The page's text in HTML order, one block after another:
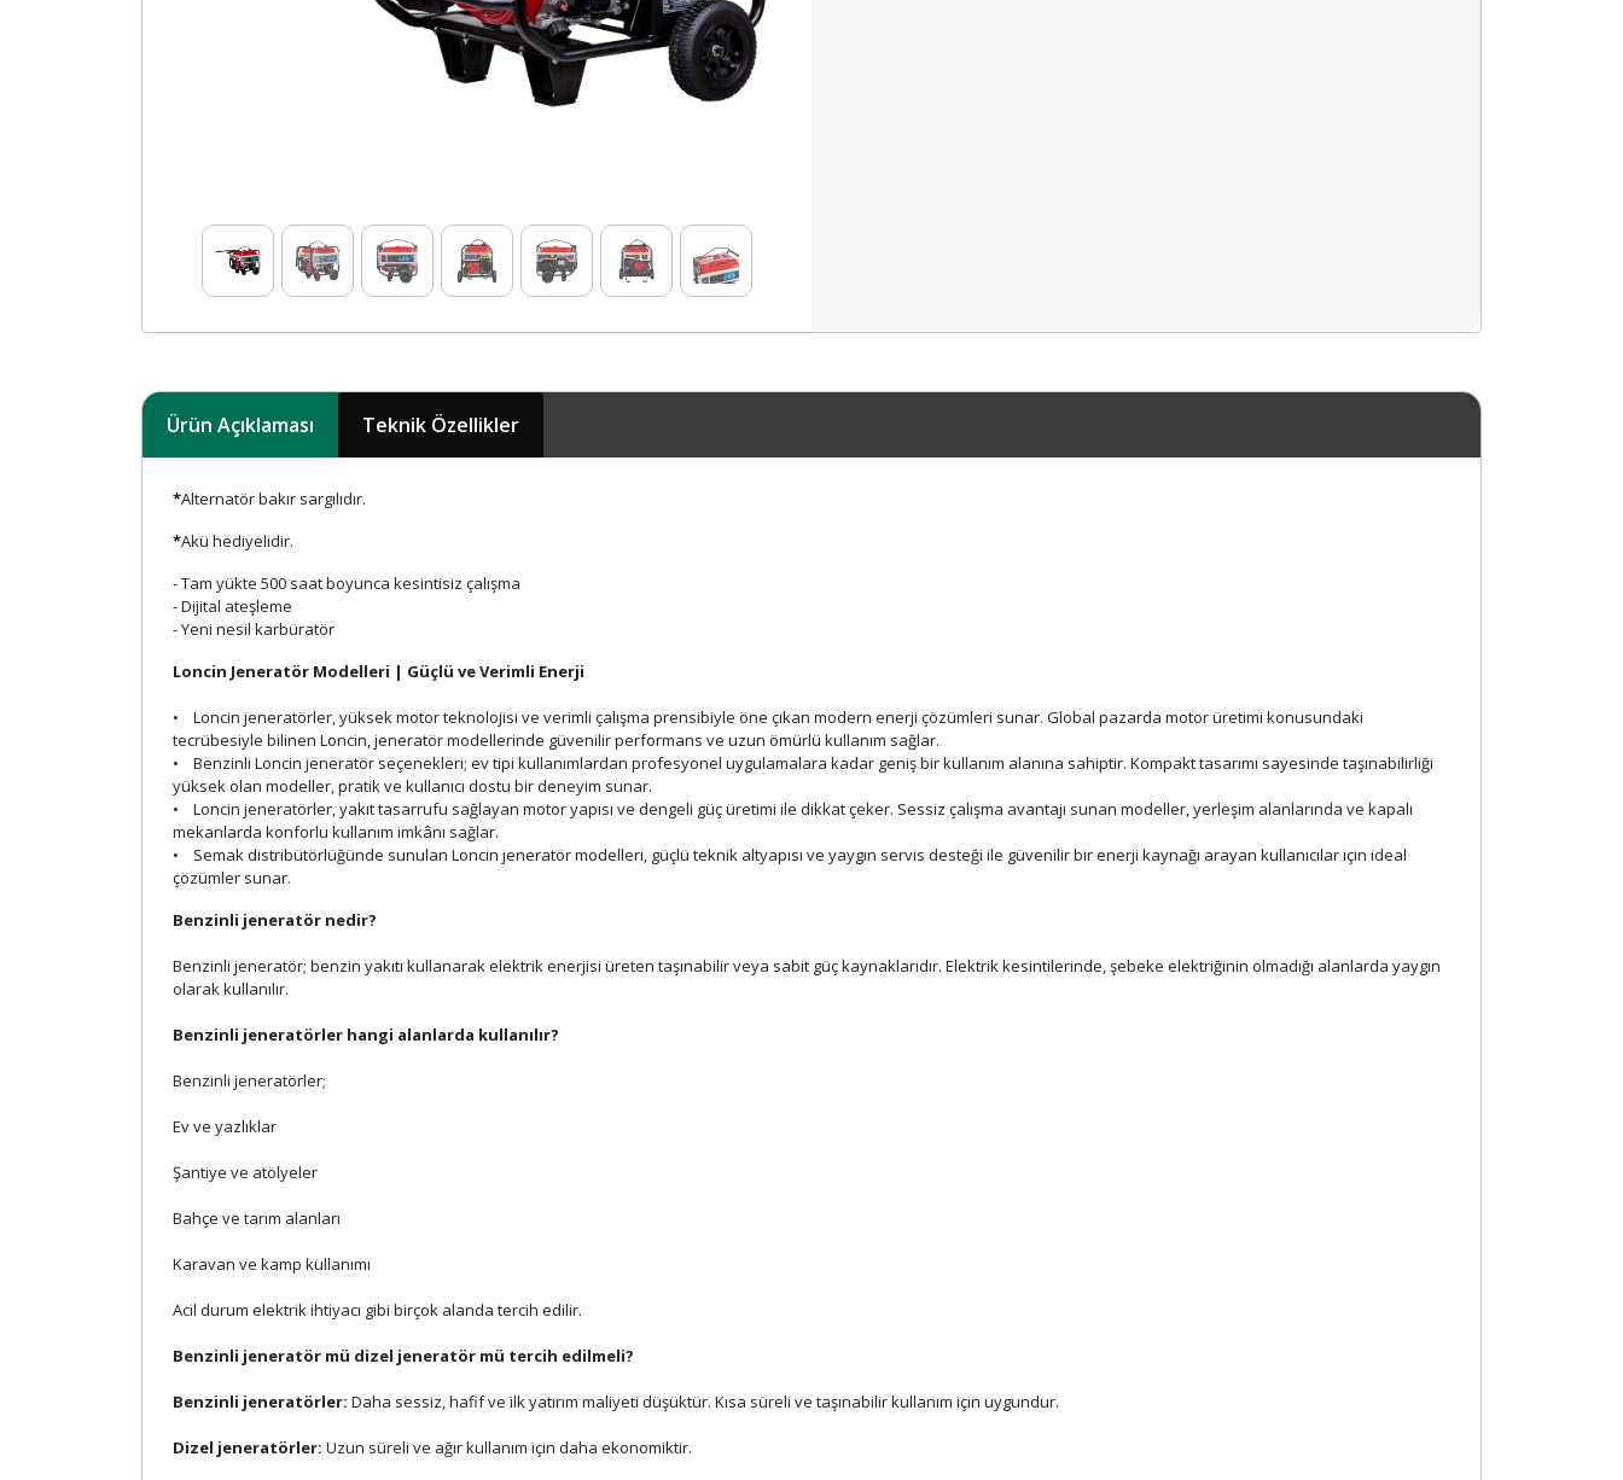
Ürün Açıklaması Teknik Özellikler
*Alternatör bakır sargılıdır.
*Akü hediyelidir.
- Tam yükte 500 saat boyunca kesintisiz çalışma
- Dijital ateşleme
- Yeni nesil karbüratör
Loncin Jeneratör Modelleri | Güçlü ve Verimli Enerji
• Loncin jeneratörler, yüksek motor teknolojisi ve verimli çalışma prensibiyle öne çıkan modern enerji çözümleri sunar. Global pazarda motor üretimi konusundaki
tecrübesiyle bilinen Loncin, jeneratör modellerinde güvenilir performans ve uzun ömürlü kullanım sağlar.
• Benzinli Loncin jeneratör seçenekleri; ev tipi kullanımlardan profesyonel uygulamalara kadar geniş bir kullanım alanına sahiptir. Kompakt tasarımı sayesinde taşınabilirliği
yüksek olan modeller, pratik ve kullanıcı dostu bir deneyim sunar.
• Loncin jeneratörler, yakıt tasarrufu sağlayan motor yapısı ve dengeli güç üretimi ile dikkat çeker. Sessiz çalışma avantajı sunan modeller, yerleşim alanlarında ve kapalı
mekanlarda konforlu kullanım imkânı sağlar.
• Semak distribütörlüğünde sunulan Loncin jeneratör modelleri, güçlü teknik altyapısı ve yaygın servis desteği ile güvenilir bir enerji kaynağı arayan kullanıcılar için ideal
çözümler sunar.
Benzinli jeneratör nedir?
Benzinli jeneratör; benzin yakıtı kullanarak elektrik enerjisi üreten taşınabilir veya sabit güç kaynaklarıdır. Elektrik kesintilerinde, şebeke elektriğinin olmadığı alanlarda yaygın
olarak kullanılır.
Benzinli jeneratörler hangi alanlarda kullanılır?
Benzinli jeneratörler;
Ev ve yazlıklar
Şantiye ve atölyeler
Bahçe ve tarım alanları
Karavan ve kamp kullanımı
Acil durum elektrik ihtiyacı gibi birçok alanda tercih edilir.
Benzinli jeneratör mü dizel jeneratör mü tercih edilmeli?
Benzinli jeneratörler: Daha sessiz, hafif ve ilk yatırım maliyeti düşüktür. Kısa süreli ve taşınabilir kullanım için uygundur.
Dizel jeneratörler: Uzun süreli ve ağır kullanım için daha ekonomiktir.